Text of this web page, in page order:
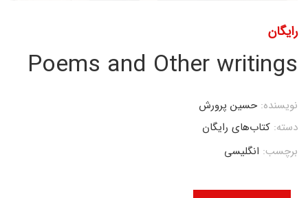
رایگان
Poems and Other writings
نویسنده: حسین پرورش
دسته: کتاب‌های رایگان
برچسب: انگلیسی